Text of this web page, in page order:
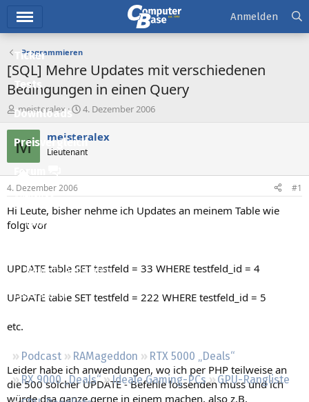
Ticker
Tests
Downloads
Preisvergleich
Forum
Aktuelles
Empfohlene Inhalte
Neueste Aktivitäten
Leserartikel
Podcast RAMageddon
RTX 5000 „Deals“
RX 9000 „Deals“
Ideale Gaming-PCs
GPU-Rangliste
Anmelden
Programmieren
[SQL] Mehre Updates mit verschiedenen
Bedingungen in einen Query
E
r
s
t
l
e
meisteralex
E
s
e
t
a
4. Dezember 2006
M meisteralex
Lieutenant
4. Dezember 2006 #1
Hi Leute, bisher nehme ich Updates an meinem Table wie
folgt vor
UPDATE table SET testfeld = 33 WHERE testfeld_id = 4
UPDATE table SET testfeld = 222 WHERE testfeld_id = 5
etc.
Leider habe ich anwendungen, wo ich per PHP teilweise an
die 500 solcher UPDATE - Befehle lossenden muss und ich
würde dsa ganze gerne in einem machen, also z.B.